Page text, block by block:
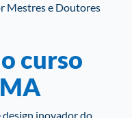
Mestres e Doutores
curso
inovador do